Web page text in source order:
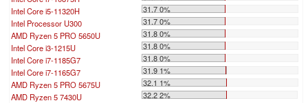
Intel Core i5-11320H
31.7 0%
Intel Processor U300
31.7 0%
AMD Ryzen 5 PRO 5650U
31.8 0%
Intel Core i3-1215U
31.8 0%
Intel Core i7-1185G7
31.8 0%
Intel Core i7-1165G7
31.9 1%
AMD Ryzen 5 PRO 5675U
32.1 1%
AMD Ryzen 5 7430U
32.2 2%